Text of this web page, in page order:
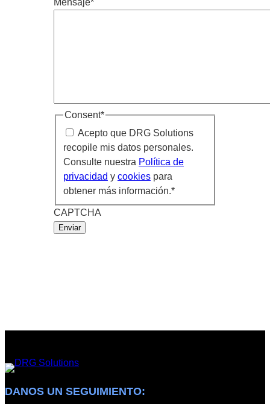
Mensaje*
Consent*
Acepto que DRG Solutions
recopile mis datos personales.
Consulte nuestra Política de
privacidad y cookiespara
obtener más información.*
CAPTCHA
DANOS UN SEGUIMIENTO: